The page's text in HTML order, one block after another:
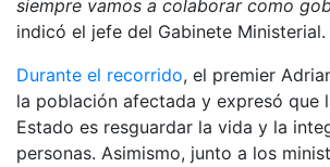
siempre vamos a colaborar como
indicó el jefe del Gabinete Ministerial.
Durante el recorrido, el premier
la población afectada y expresó que
Estado es resguardar la vida y la
personas. Asimismo, junto a los